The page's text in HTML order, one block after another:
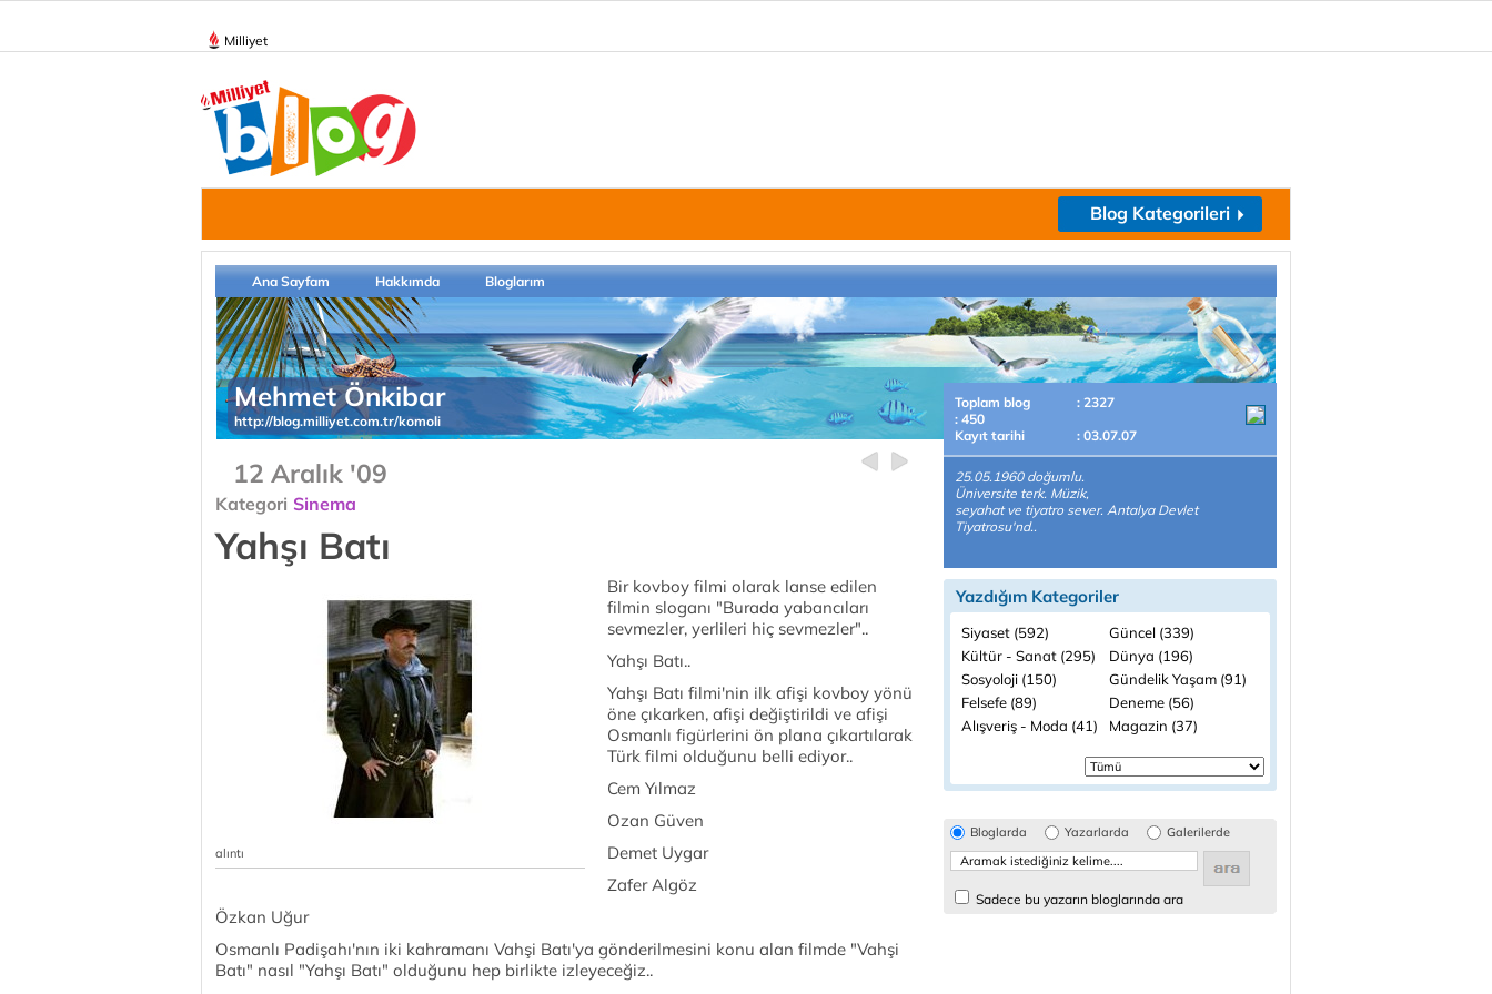
Milliyet
Blog Kategorileri
Ana Sayfam Hakkımda Bloglarım
Mehmet Önkibar
http://blog.milliyet.com.tr/komoli
12 Aralık '09
Kategori Sinema
Yahşı Batı
alıntı
Bir kovboy filmi olarak lanse edilen
filmin sloganı "Burada yabancıları
sevmezler, yerlileri hiç sevmezler"..
Yahşı Batı..
Yahşı Batı filmi'nin ilk afişi kovboy yönü
öne çıkarken, afişi değiştirildi ve afişi
Osmanlı figürlerini ön plana çıkartılarak
Türk filmi olduğunu belli ediyor..
Cem Yılmaz
Ozan Güven
Demet Uygar
Zafer Algöz
Özkan Uğur
Osmanlı Padişahı'nın iki kahramanı Vahşi Batı'ya gönderilmesini konu alan filmde "Vahşi
Batı" nasıl "Yahşı Batı" olduğunu hep birlikte izleyeceğiz..
Toplam blog
: 2327
: 450
Kayıt tarihi
: 03.07.07
25.05.1960 doğumlu.
Üniversite terk. Müzik,
seyahat ve tiyatro sever. Antalya Devlet
Tiyatrosu'nd..
Yazdığım Kategoriler
Siyaset (592)
Güncel (339)
Kültür - Sanat (295)
Dünya (196)
Sosyoloji (150)
Gündelik Yaşam (91)
Felsefe (89)
Deneme (56)
Alışveriş - Moda (41)
Magazin (37)
Bloglarda Yazarlarda Galerilerde
Sadece bu yazarın bloglarında ara